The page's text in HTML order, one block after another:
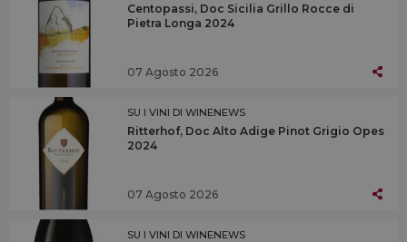
Centopassi, Doc Sicilia Grillo Rocce di
Pietra Longa 2024
07 Agosto 2026
SU I VINI DI WINENEWS
Ritterhof, Doc Alto Adige Pinot Grigio Opes
2024
07 Agosto 2026
SU I VINI DI WINENEWS